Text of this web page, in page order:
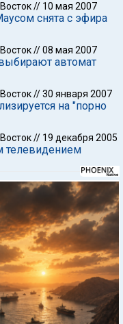
// 10 мая 2007
снята с эфира
//08 мая 2007
автомат
//30 января 2007
на "порно
// 19 декабря 2005
телевидением